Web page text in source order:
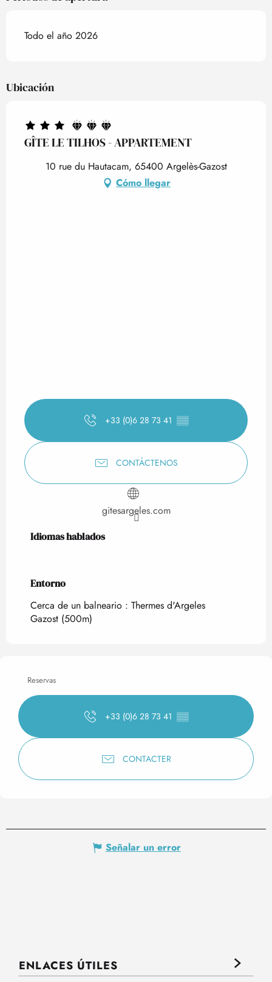
Todo el año 2026
Ubicación
GÎTE LE TILHOS - APPARTEMENT
10 rue du Hautacam, 65400 Argelès-Gazost
Cómo llegar
+33 (0)6 28 73 41 ▒▒
CONTÁCTENOS
gitesargeles.com
Idiomas hablados
Idiomas hablados
Entorno
Entorno
Cerca de un balneario : Thermes d'Argeles
Gazost (500m)
Reservas
+33 (0)6 28 73 41 ▒▒
CONTACTER
Señalar un error
ENLACES ÚTILES